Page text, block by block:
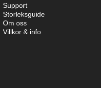
Support
Storleksguide
Om oss
Villkor & info